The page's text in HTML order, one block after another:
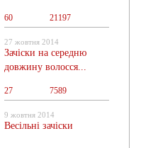
60 21197
27 жовтня 2014
Зачіски на середню
довжину волосся...
27 7589
9 жовтня 2014
Весільні зачіски